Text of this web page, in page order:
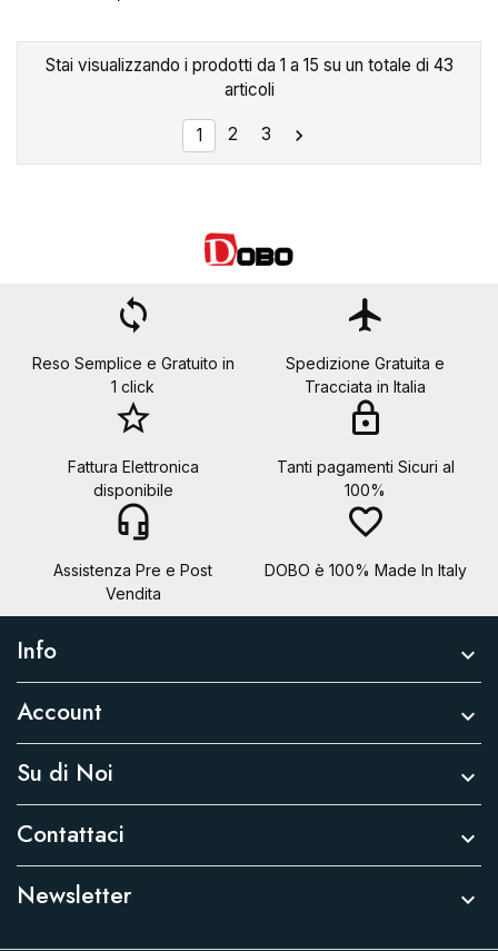
Stai visualizzando i prodotti da 1 a 15 su un totale di 43
articoli
1 2 3 
loop
Reso Semplice e Gratuito in
1 click
flight
Spedizione Gratuita e
Tracciata in Italia
star_border
Fattura Elettronica
disponibile
lock
Tanti pagamenti Sicuri al
100%
headset_mic
Assistenza Pre e Post
Vendita
favorite_border
DOBO è 100% Made In Italy
Info 
Account 
Su di Noi 
Contattaci 
Newsletter 